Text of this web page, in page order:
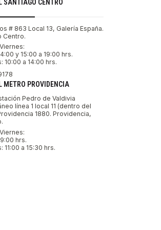
SANTIAGO CENTRO
# 863 Local 13, Galería España.
Centro.
y 15:00 a 19:00 hrs.
10:00 a 14:00 hrs.
METRO PROVIDENCIA
Pedro de Valdivia
línea 1 local 11 (dentro del
1880. Providencia,
hrs.
11:00 a 15:30 hrs.